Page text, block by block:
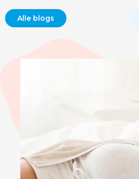
Alle blogs